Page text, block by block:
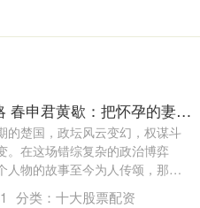
云谷策略 春申君黄歇：把怀孕的妻子送给楚王，为日后的灭门之祸埋下了祸根_李园_楚国_李嫣嫣
的楚国，政坛风云变幻，权谋斗
。在这场错综复杂的政治博弈
人物的故事至今为人传颂，那便
分类： 十大股票配资